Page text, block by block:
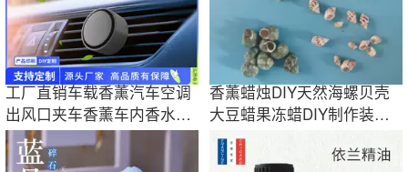
工厂直销车载香薰汽车空调
出风口夹车香薰车内香水装
饰品摆件批发
香薰蜡烛DIY天然海螺贝壳
大豆蜡果冻蜡DIY制作装饰
品 创意DIY